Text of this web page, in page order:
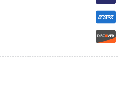
ΤΡΥΠΑ
ΓΙΑ
ΦΛΑΣ
ΕΜΠΡΟΣ
ΔΕΞΙΑ
ποσότητα